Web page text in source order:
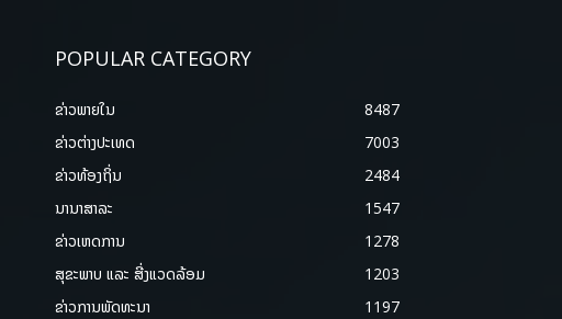
POPULAR CATEGORY
ຂ່າວພາຍ​ໃນ
8487
ຂ່າວຕ່າງປະເທດ
7003
ຂ່າວທ້ອງຖິ່ນ
2484
ນານາສາລະ
1547
ຂ່າວເຫດການ
1278
ສຸຂະພາບ ແລະ ສີ່ງແວດລ້ອມ
1203
ຂ່າວການພັດທະນາ
1197